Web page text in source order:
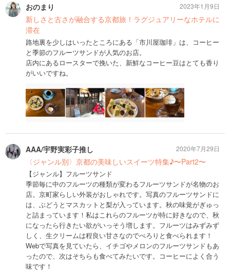
おのまり
新しさと古さが融合する京都旅！ラグジュアリーなホテルに
滞在
路地裏を少しはいったところにある「市川屋珈琲」は、コーヒー
と季節のフルーツサンドが人気のお店。
店内にあるロースターで挽いた、新鮮なコーヒー豆はとても香り
がいいですね。
2023年1月9日
AAA/宇野実彩子推し
〈ジャンル別〉京都の美味しいスイーツ特集♪〜Part2〜
【ジャンル】フルーツサンド
季節毎に中のフルーツの種類が変わるフルーツサンドが名物のお
店。京町家らしい外装がおしゃれです。写真のフルーツサンドに
は、ぶどうとマスカットと梨が入っています。秋の味覚がぎゅっ
と詰まっています！私はこれらのフルーツが特に好きなので、秋
になったら行きたい欲がいっそう増します。フルーツはみずみず
しく、生クリームは程良い甘さなのでぺろりと食べられます！
Webで写真を見ていたら、イチゴやメロンのフルーツサンドもあ
ったので、次はそちらも食べてみたいです。コーヒーによく合う
味です！
2020年7月29日